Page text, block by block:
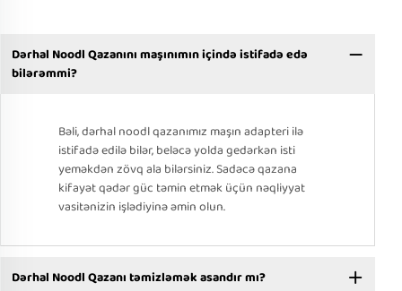
Dərhal Noodl Qazanını maşınımın içində istifadə edə
bilərəmmi?
Bəli, dərhal noodl qazanımız maşın adapteri ilə
istifadə edilə bilər, beləcə yolda gedərkən isti
yeməkdən zövq ala bilərsiniz. Sadəcə qazana
kifayət qədər güc təmin etmək üçün nəqliyyat
vasitənizin işlədiyinə əmin olun.
Dərhal Noodl Qazanı təmizləmək asandır mı?